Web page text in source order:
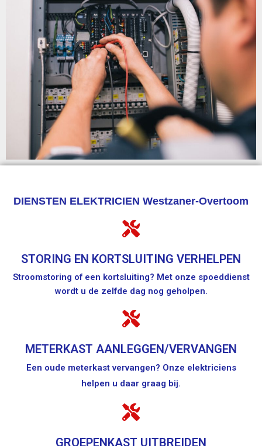
DIENSTEN ELEKTRICIEN Westzaner-Overtoom
STORING EN KORTSLUITING VERHELPEN
Stroomstoring of een kortsluiting? Met onze spoeddienst
wordt u de zelfde dag nog geholpen.
METERKAST AANLEGGEN/VERVANGEN
Een oude meterkast vervangen? Onze elektriciens
helpen u daar graag bij.
GROEPENKAST UITBREIDEN